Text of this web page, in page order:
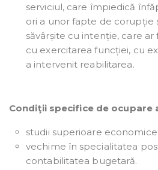
serviciul, care împiedică
ori a unor fapte de corupție
săvârșite cu intenție, care
cu exercitarea funcției, cu
a intervenit reabilitarea.
Condiţii specifice de ocupare
studii superioare economice;
vechime în specialitatea
contabilitatea bugetară.